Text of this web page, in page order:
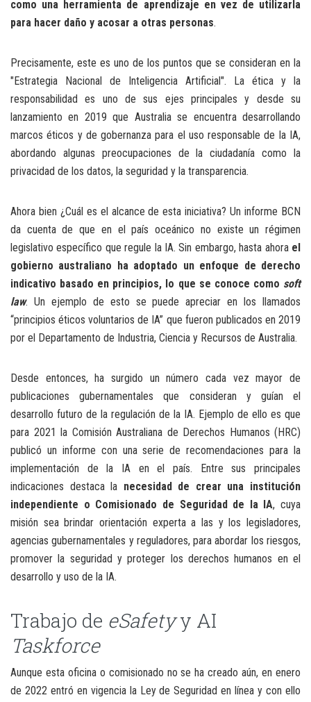
como una herramienta de aprendizaje en vez de utilizarla
para hacer daño y acosar a otras personas.
Precisamente, este es uno de los puntos que se consideran en la
"Estrategia Nacional de Inteligencia Artificial". La ética y la
responsabilidad es uno de sus ejes principales y desde su
lanzamiento en 2019 que Australia se encuentra desarrollando
marcos éticos y de gobernanza para el uso responsable de la IA,
abordando algunas preocupaciones de la ciudadanía como la
privacidad de los datos, la seguridad y la transparencia.
Ahora bien ¿Cuál es el alcance de esta iniciativa? Un informe BCN
da cuenta de que en el país oceánico no existe un régimen
legislativo específico que regule la IA. Sin embargo, hasta ahora el
gobierno australiano ha adoptado un enfoque de derecho
indicativo basado en principios, lo que se conoce como soft
law. Un ejemplo de esto se puede apreciar en los llamados
“principios éticos voluntarios de IA” que fueron publicados en 2019
por el Departamento de Industria, Ciencia y Recursos de Australia.
Desde entonces, ha surgido un número cada vez mayor de
publicaciones gubernamentales que consideran y guían el
desarrollo futuro de la regulación de la IA. Ejemplo de ello es que
para 2021 la Comisión Australiana de Derechos Humanos (HRC)
publicó un informe con una serie de recomendaciones para la
implementación de la IA en el país. Entre sus principales
indicaciones destaca la necesidad de crear una institución
independiente o Comisionado de Seguridad de la IA, cuya
misión sea brindar orientación experta a las y los legisladores,
agencias gubernamentales y reguladores, para abordar los riesgos,
promover la seguridad y proteger los derechos humanos en el
desarrollo y uso de la IA.
Trabajo de eSafetyy AI
Taskforce
Aunque esta oficina o comisionado no se ha creado aún, en enero
de 2022 entró en vigencia la Ley de Seguridad en línea y con ello